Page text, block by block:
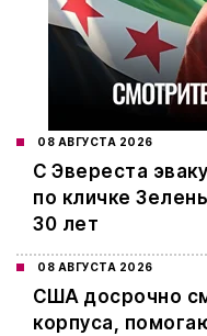
08 АВГУСТА 2026
С Эвереста
по кличке
30 лет
08 АВГУСТА 2026
США досрочно
корпуса,